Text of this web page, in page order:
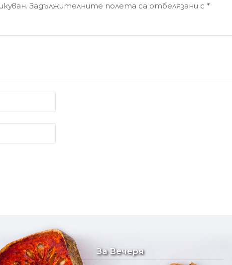
Задължителните полета са отбелязани с *
За Вечеря